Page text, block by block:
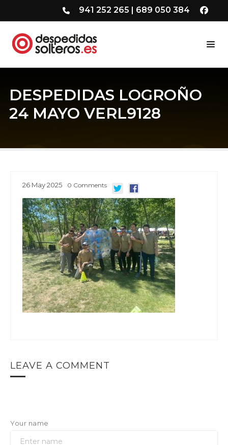
941 252 265 | 689 050 384
DESPEDIDAS LOGROÑO
24 MAYO VERL9128
26 May2025 0 Comments
LEAVE A COMMENT
Your name